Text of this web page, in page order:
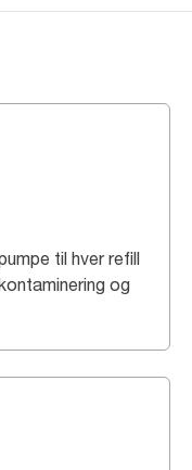
til hver refill
og